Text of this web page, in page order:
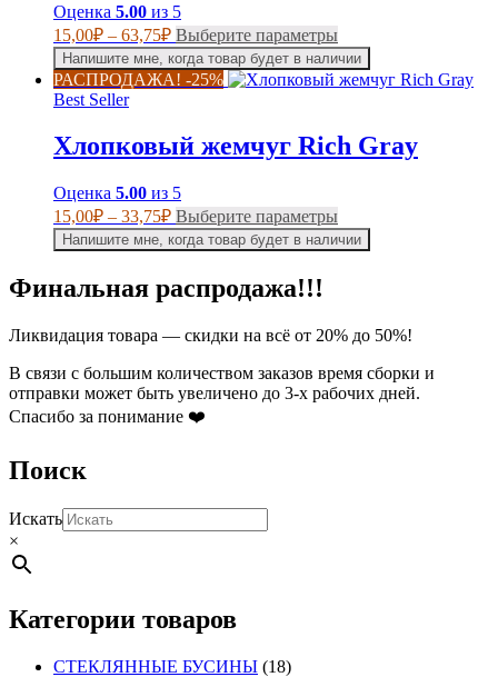
странице
товара.
Оценка 5.00 из 5
15,00₽ – 63,75₽Диапазон
цен:
15,00₽
–
Выберите параметрыЭтот
товар
имеет
несколько
можно
странице
товара.
Напишите мне, когда товар будет в наличии
РАСПРОДАЖА! -25%
Best Seller
Хлопковый жемчуг Rich Gray
Оценка 5.00 из 5
15,00₽ – 33,75₽Диапазон
цен:
15,00₽
33,75₽
Выберите параметрыЭтот
товар
имеет
можно
на
странице
Напишите мне, когда товар будет в наличии
Финальная распродажа!!!
Ликвидация товара — скидки на всё от 20% до 50%!
В связи с большим количеством заказов время сборки и
отправки может быть увеличено до 3-х рабочих дней.
Спасибо за понимание ❤️
Поиск
Искать
×
Категории товаров
СТЕКЛЯННЫЕ БУСИНЫ (18)